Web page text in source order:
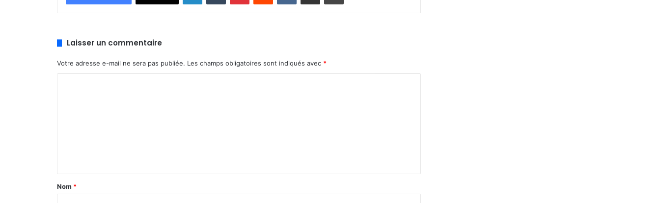
Laisser un commentaire
Votre adresse e-mail ne sera pas publiée. Les champs obligatoires sont indiqués avec *
a
Nom *